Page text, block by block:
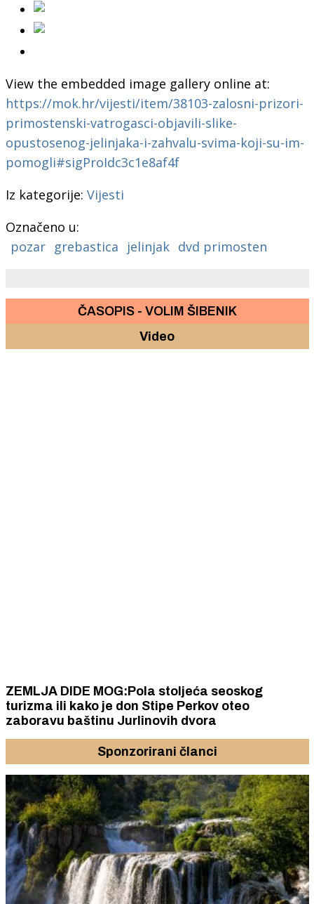
View the embedded image gallery online at:
https://mok.hr/vijesti/item/38103-zalosni-prizori-
primostenski-vatrogasci-objavili-slike-
opustosenog-jelinjaka-i-zahvalu-svima-koji-su-im-
pomogli#sigProIdc3c1e8af4f
Iz kategorije: Vijesti
Označeno u:
pozar grebastica jelinjak dvd primosten
ČASOPIS - VOLIM ŠIBENIK
Video
ZEMLJA DIDE MOG:Pola stoljeća seoskog
turizma ili kako je don Stipe Perkov oteo
zaboravu baštinu Jurlinovih dvora
Sponzorirani članci